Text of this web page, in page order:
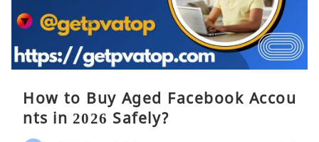
How to Buy Aged Facebook Accou
nts in 2026 Safely?